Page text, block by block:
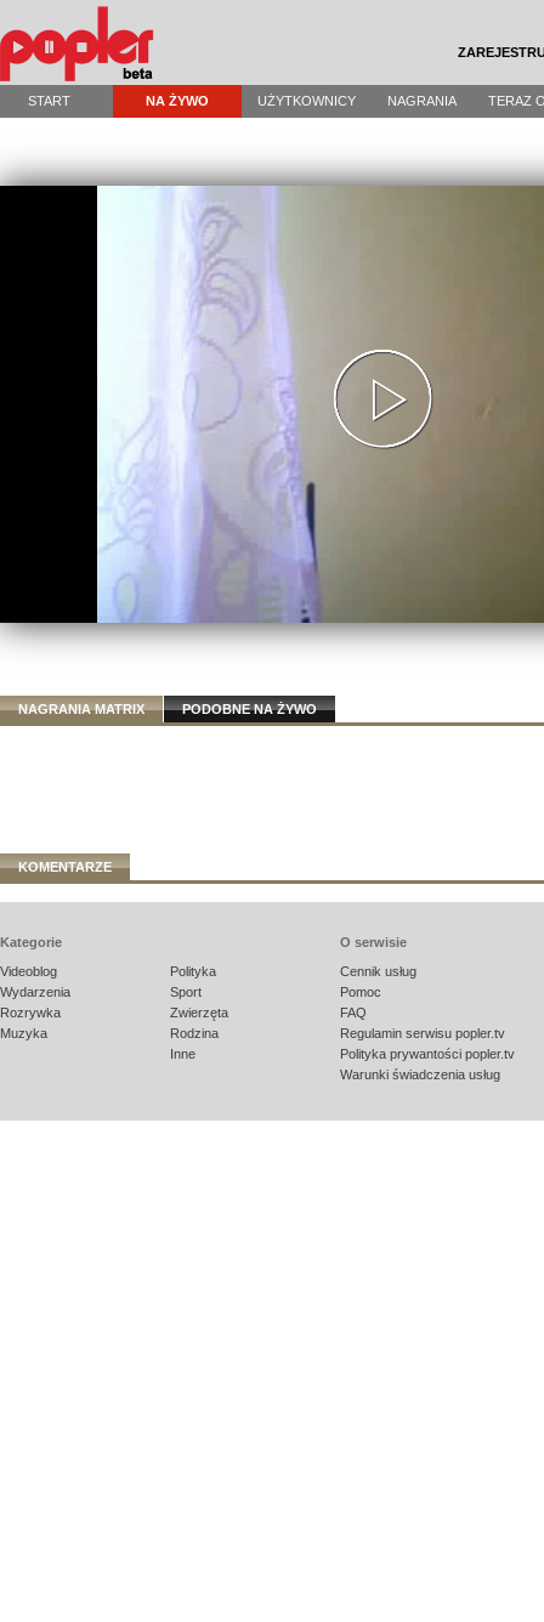
START NA ŻYWO UŻYTKOWNICY NAGRANIA TERAZ
NAGRANIA MATRIX PODOBNE NA ŻYWO
KOMENTARZE
Kategorie
Videoblog
Wydarzenia
Rozrywka
Muzyka
Polityka
Sport
Zwierzęta
Rodzina
Inne
O serwisie
Cennik usług
Pomoc
FAQ
Regulamin serwisu popler.tv
Polityka prywantości popler.tv
Warunki świadczenia usług